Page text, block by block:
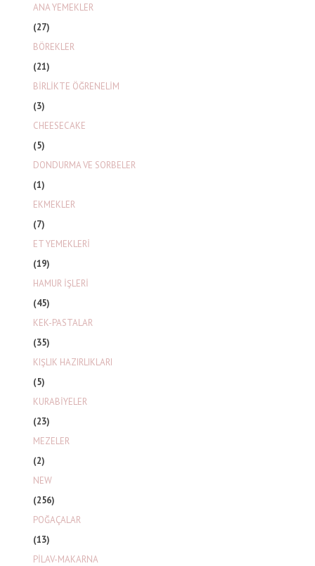
ANA YEMEKLER
(27)
BÖREKLER
(21)
BİRLİKTE ÖĞRENELİM
(3)
CHEESECAKE
(5)
DONDURMA VE SORBELER
(1)
EKMEKLER
(7)
ET YEMEKLERİ
(19)
HAMUR İŞLERİ
(45)
KEK-PASTALAR
(35)
KIŞLIK HAZIRLIKLARI
(5)
KURABİYELER
(23)
MEZELER
(2)
NEW
(256)
POĞAÇALAR
(13)
PİLAV-MAKARNA